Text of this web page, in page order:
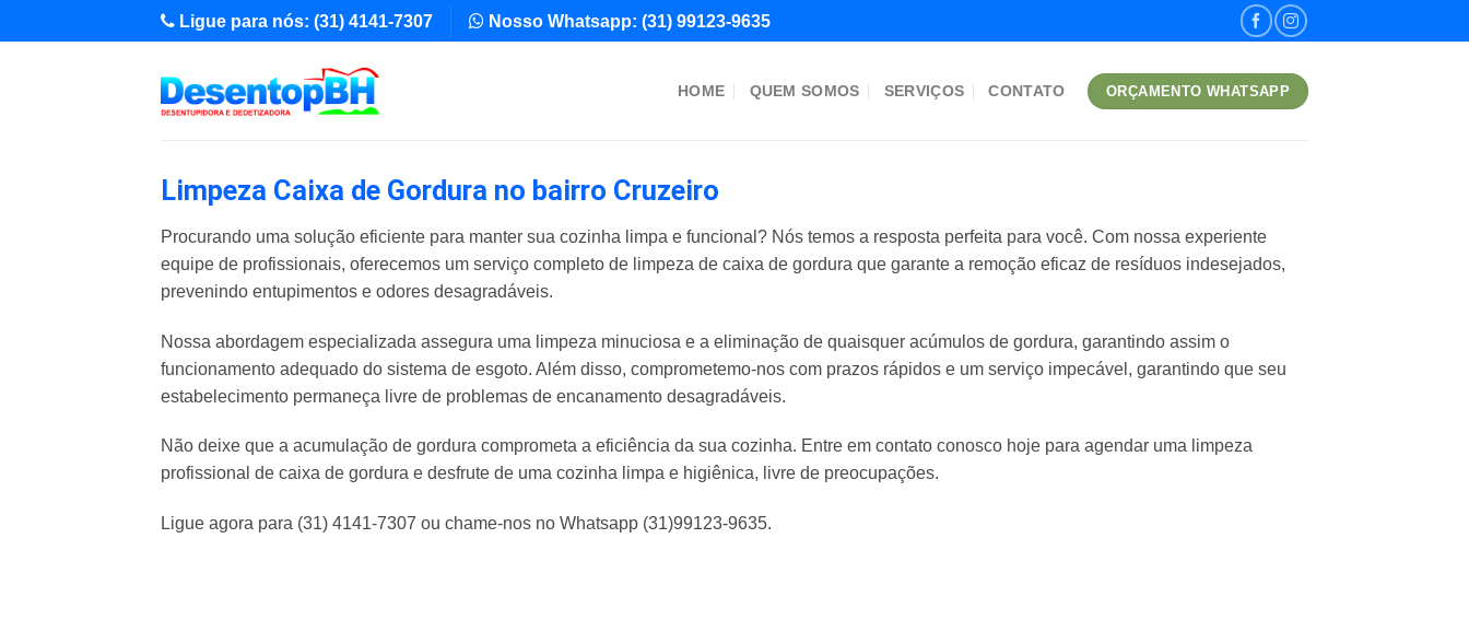
to
Ligue para nós: (31) 4141-7307 Nosso Whatsapp: (31) 99123-9635
HOME QUEM SOMOS SERVIÇOS CONTATO ORÇAMENTO WHATSAPP
Limpeza Caixa de Gordura no bairro Cruzeiro
Procurando uma solução eficiente para manter sua cozinha limpa e funcional? Nós temos a resposta perfeita para você. Com nossa experiente
equipe de profissionais, oferecemos um serviço completo de limpeza de caixa de gordura que garante a remoção eficaz de resíduos indesejados,
prevenindo entupimentos e odores desagradáveis.
Nossa abordagem especializada assegura uma limpeza minuciosa e a eliminação de quaisquer acúmulos de gordura, garantindo assim o
funcionamento adequado do sistema de esgoto. Além disso, comprometemo-nos com prazos rápidos e um serviço impecável, garantindo que seu
estabelecimento permaneça livre de problemas de encanamento desagradáveis.
Não deixe que a acumulação de gordura comprometa a eficiência da sua cozinha. Entre em contato conosco hoje para agendar uma limpeza
profissional de caixa de gordura e desfrute de uma cozinha limpa e higiênica, livre de preocupações.
Ligue agora para (31) 4141-7307 ou chame-nos no Whatsapp (31)99123-9635.